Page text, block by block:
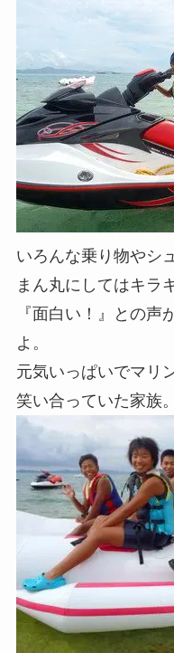
いろんな乗り物やシ
まん丸にしてはキラ
『面白い！』との声
よ。
元気いっぱいでマリ
笑い合っていた家族。